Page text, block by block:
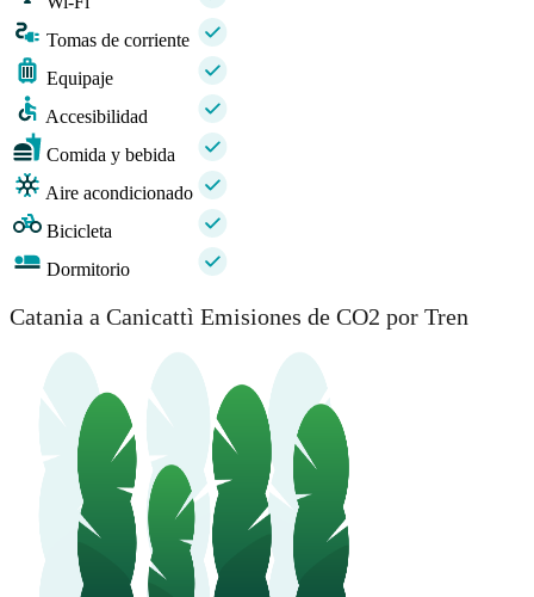
Tomas de corriente
Equipaje
Accesibilidad
Comida y bebida
Aire acondicionado
Bicicleta
Dormitorio
Catania a Canicattì Emisiones de CO2 por Tren